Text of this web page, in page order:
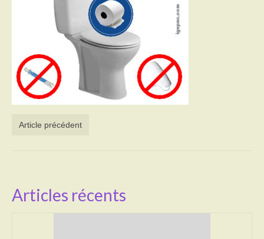
Activités
Contact
Heures d’ouverture
Article précédent
Articles récents